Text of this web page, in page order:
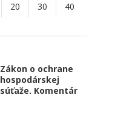
20 30 40
Zákon o ochrane
hospodárskej
súťaže. Komentár